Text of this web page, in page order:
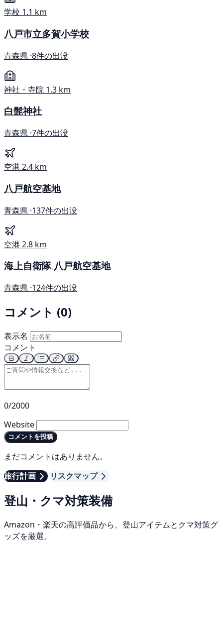
学校 1.1 km
八戸市立多賀小学校
青森県 ·8件の出没
神社・寺院 1.3 km
白髭神社
青森県 ·7件の出没
空港 2.4 km
八戸航空基地
青森県 ·137件の出没
空港 2.8 km
海上自衛隊 八戸航空基地
青森県 ·124件の出没
コメント (0)
表示名
コメント
0/2000
Website
コメントを投稿
まだコメントはありません。
旅行計画
リスクマップ
登山・クマ対策装備
Amazon・楽天の高評価品から、登山アイテムとクマ対策グ
ッズを厳選。